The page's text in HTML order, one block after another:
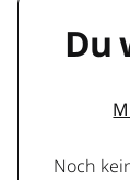
Du
Noch